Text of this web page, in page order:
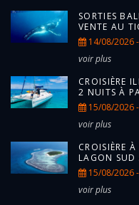
SORTIES
VENTE AU
14/08/2026 -
voir plus
CROISIÈRE
2 NUITS À
15/08/2026 -
voir plus
CROISIÈRE
LAGON SUD
15/08/2026 -
voir plus